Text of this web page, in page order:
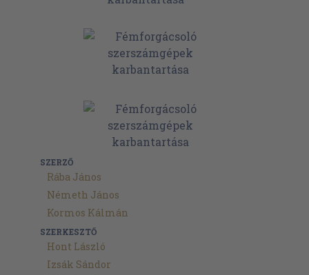
SZERZŐ
Rába János
Németh János
Kormos Kálmán
SZERKESZTŐ
Hont László
Izsák Sándor